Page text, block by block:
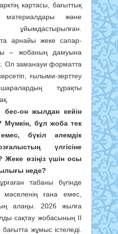
картасы, бағыттық
материалдары және
ұйымдастырылған.
арнайы жеке сапар-
– жобаның дамуына
Ол заманауи форматта
ғылыми-зерттеу
тұрақты
он жылдан кейін
Мүмкін, бұл жоба тек
бүкіл әлемдік
үлгісіне
өзіңіз үшін осы
неде?
табаны бүгінде
мәселенің ғана емес,
алаңы. 2026 жылға
сақтау жобасының ІІ
жұмыс істеледі.